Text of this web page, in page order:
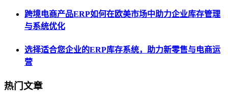
跨境电商产品ERP如何在欧美市场中助力企业库存管理
与系统优化
选择适合您企业的ERP库存系统，助力新零售与电商运
营
热门文章